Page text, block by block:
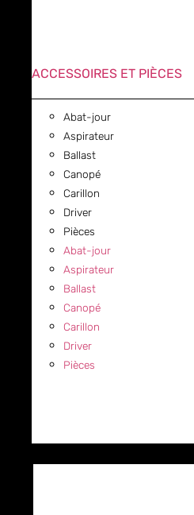
ACCESSOIRES ET PIÈCES
Abat-jour
Aspirateur
Ballast
Canopé
Carillon
Driver
Pièces
Abat-jour
Aspirateur
Ballast
Canopé
Carillon
Driver
Pièces